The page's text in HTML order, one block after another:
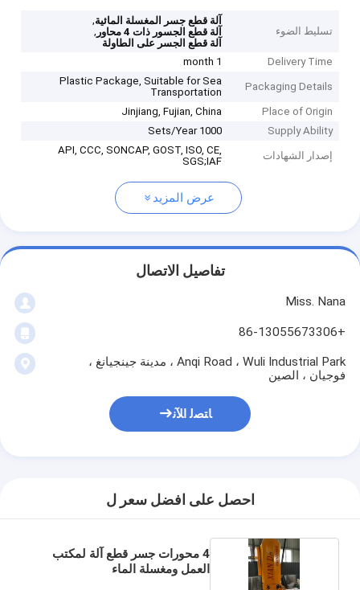
تسليط الضوء
آلة قطع جسر المغسلة المائية,
آلة قطع الجسور ذات 4 محاور
,
آلة قطع الجسر على الطاولة
Delivery Time
1 month
Packaging Details
Plastic Package, Suitable for Sea
Transportation
Place of Origin
Jinjiang, Fujian, China
Supply Ability
1000 Sets/Year
إصدار الشهادات
API, CCC, SONCAP, GOST, ISO, CE,
SGS;IAF
عرض المزيد
تفاصيل الاتصال
Miss. Nana
+86-13055673306
Anqi Road ، Wuli Industrial Park ، مدينة جينجيانغ ،
فوجيان ، الصين
ﺎﺘﺼﻟ ﺍﻶﻧ
احصل على افضل سعر ل
4 محورات جسر قطع آلة لمكتب
العمل ومغسلة الماء